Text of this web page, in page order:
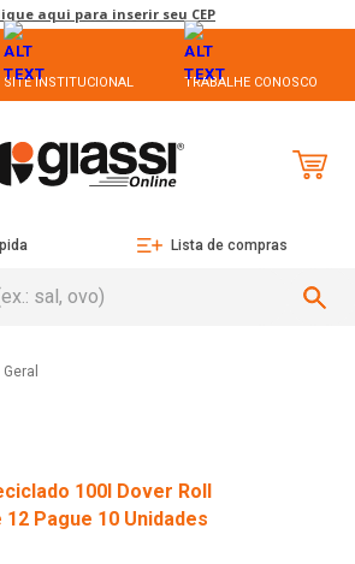
aqui para inserir seu CEP
SITE INSTITUCIONAL TRABALHE CONOSCO
Lista de compras
100l Dover Roll
Pague 10 Unidades